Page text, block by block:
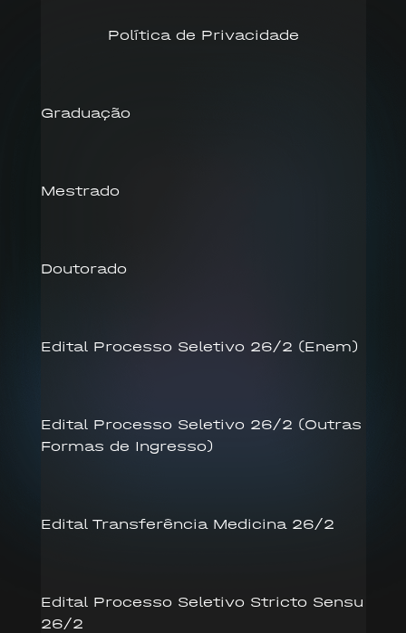
Política de Privacidade
Graduação
Mestrado
Doutorado
Edital Processo Seletivo 26/2 (Enem)
Edital Processo Seletivo 26/2 (Outras
Formas de Ingresso)
Edital Transferência Medicina 26/2
Edital Processo Seletivo Stricto Sensu
26/2